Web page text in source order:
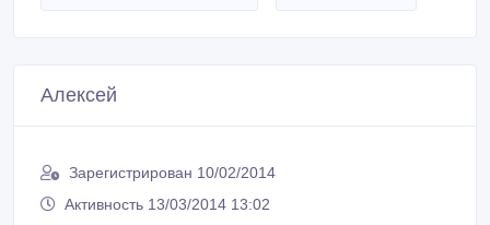
Алексей
Зарегистрирован 10/02/2014
Активность 13/03/2014 13:02